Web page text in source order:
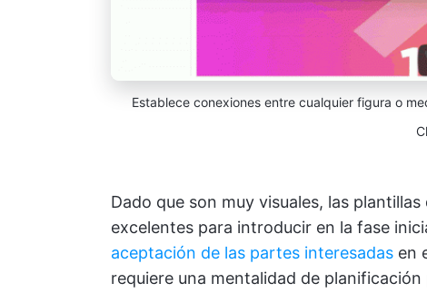
Establece conexiones entre cualquier figura o
Dado que son muy visuales, las
excelentes para introducir en la fase
aceptación de las partes interesadas en
requiere una mentalidad de